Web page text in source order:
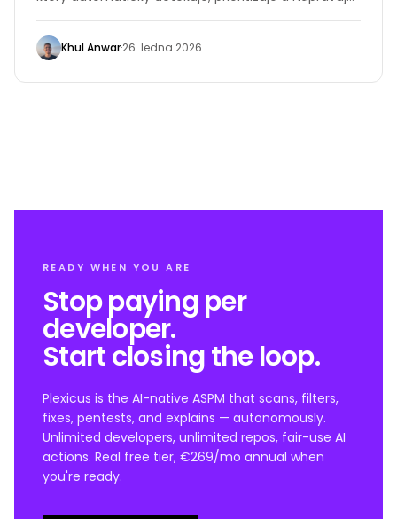
zranitelnosti SQLi pomocí automatizace řízené AI.
Khul Anwar·26. ledna 2026
READY WHEN YOU ARE
Stop paying per
developer.
Start closing the loop.
Plexicus is the AI-native ASPM that scans, filters,
fixes, pentests, and explains — autonomously.
Unlimited developers, unlimited repos, fair-use AI
actions. Real free tier, €269/mo annual when
you're ready.